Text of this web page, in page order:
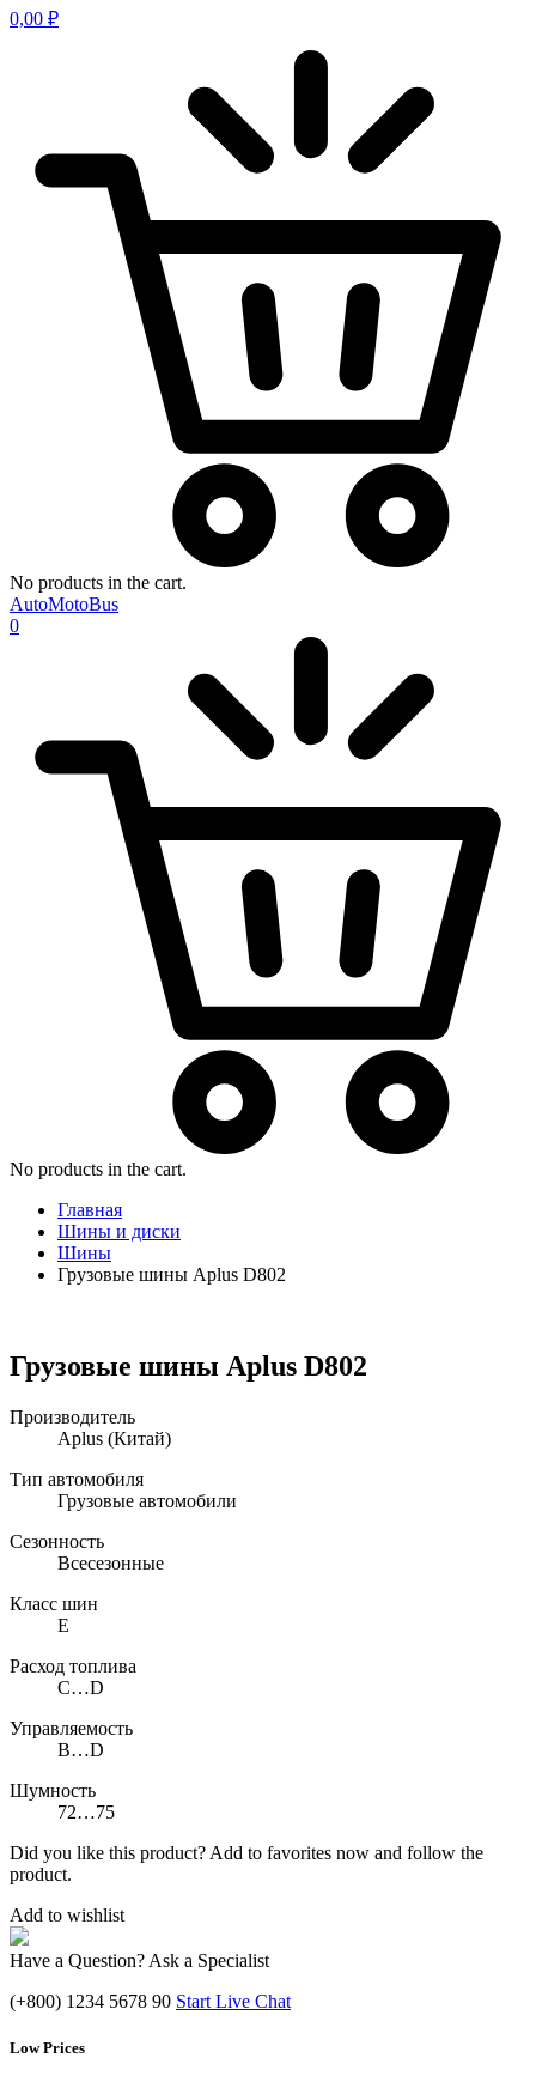
0,00 ₽
No products in the cart.
AutoMotoBus
0
No products in the cart.
Главная
Шины и диски
Шины
Грузовые шины Aplus D802
Грузовые шины Aplus D802
Производитель
Aplus (Китай)
Тип автомобиля
Грузовые автомобили
Сезонность
Всесезонные
Класс шин
E
Расход топлива
C…D
Управляемость
B…D
Шумность
72…75
Did you like this product? Add to favorites now and follow the
product.
Add to wishlist
Have a Question? Ask a Specialist
(+800) 1234 5678 90 Start Live Chat
Low Prices